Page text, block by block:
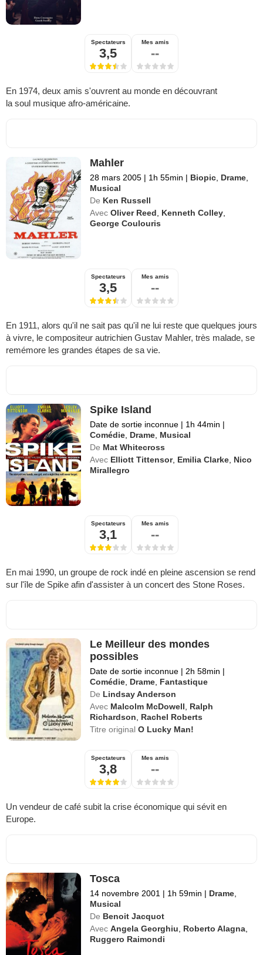
Spectateurs
3,5
Mes amis
--
En 1974, deux amis s'ouvrent au monde en découvrant
la soul musique afro-américaine.
Mahler
28 mars 2005 | 1h 55min | Biopic Drame
Musical
De Ken Russell
Avec Oliver Reed Kenneth Colley
George Coulouris
Spectateurs
3,5
Mes amis
--
En 1911, alors qu'il ne sait pas qu'il ne lui reste que quelques jours
à vivre, le compositeur autrichien Gustav Mahler, très malade, se
remémore les grandes étapes de sa vie.
Spike Island
Date de sortie inconnue | 1h 44min |
Comédie Drame Musical
De Mat Whitecross
Avec Elliott Tittensor, Emilia Clarke Nico
Mirallegro
Spectateurs
3,1
Mes amis
--
En mai 1990, un groupe de rock indé en pleine ascension se rend
sur l'île de Spike afin d'assister à un concert des Stone Roses.
Le Meilleur des mondes
possibles
Date de sortie inconnue | 2h 58min |
Comédie Drame Fantastique
De Lindsay Anderson
Avec Malcolm McDowell
Ralph
Richardson
Rachel Roberts
Titre originalO Lucky Man!
Spectateurs
3,8
Mes amis
--
Un vendeur de café subit la crise économique qui sévit en
Europe.
Tosca
14 novembre 2001 | 1h 59min | Drame
Musical
De Benoit Jacquot
Avec Angela Georghiu Roberto Alagna
Ruggero Raimondi